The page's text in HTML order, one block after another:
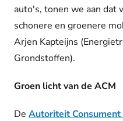
auto's, tonen we aan dat
schonere en groenere
Arjen Kapteijns
Grondstoffen).
Groen licht van de ACM
De Autoriteit